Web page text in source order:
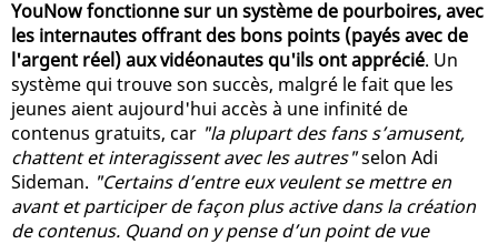
YouNow fonctionne sur un système de pourboires, avec
les internautes offrant des bons points (payés avec de
l'argent réel) aux vidéonautes qu'ils ont apprécié. Un
système qui trouve son succès, malgré le fait que les
jeunes aient aujourd'hui accès à une infinité de
contenus gratuits, car "la plupart des fans s’amusent,
chattent et interagissent avec les autres"selon Adi
Sideman. "Certains d’entre eux veulent se mettre en
avant et participer de façon plus active dans la création
de contenus. Quand on y pense d’un point de vue